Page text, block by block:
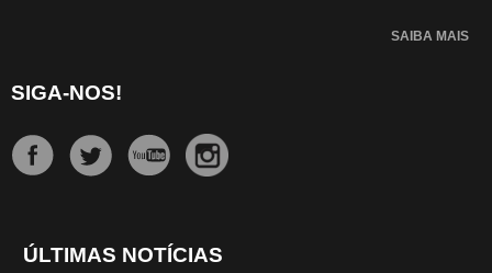
SAIBA MAIS
SIGA-NOS!
ÚLTIMAS NOTÍCIAS